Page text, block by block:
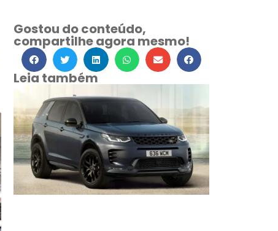
Gostou do conteúdo,
compartilhe agora mesmo!
Leia também